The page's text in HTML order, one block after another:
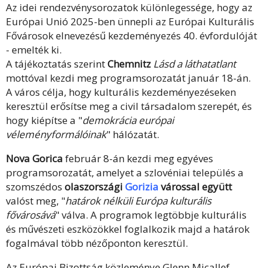
Az idei rendezvénysorozatok különlegessége, hogy az
Európai Unió 2025-ben ünnepli az Európai Kulturális
Fővárosok elnevezésű kezdeményezés 40. évfordulóját
- emelték ki.
A tájékoztatás szerintChemnitz Lásd a láthatatlant
mottóval kezdi meg programsorozatát január 18-án.
A város célja, hogy kulturális kezdeményezéseken
keresztül erősítse meg a civil társadalom szerepét, és
hogy kiépítse a "demokrácia európai
véleményformálóinak" hálózatát.
Nova Gorica február 8-án kezdi meg egyéves
programsorozatát, amelyet a szlovéniai település a
szomszédos olaszországi Gorizia várossal együtt
valóst meg, "határok nélküli Európa kulturális
fővárosává" válva. A programok legtöbbje kulturális
és művészeti eszközökkel foglalkozik majd a határok
fogalmával több nézőponton keresztül.